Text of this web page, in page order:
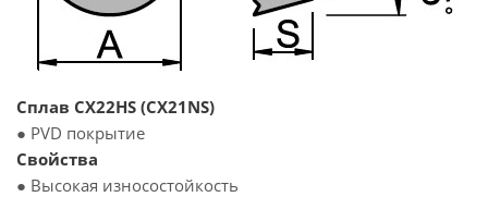
Сплав CX22HS (CX21NS)
● PVD покрытие
Свойства
● Высокая износостойкость